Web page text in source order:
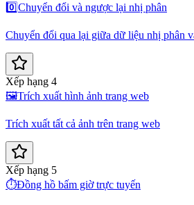
0️⃣Chuyển đổi và ngược lại nhị phân
Chuyển đổi qua lại giữa dữ liệu nhị phân
Xếp hạng 4
🖼️Trích xuất hình ảnh trang web
Trích xuất tất cả ảnh trên trang web
Xếp hạng 5
⏱️Đồng hồ bấm giờ trực tuyến